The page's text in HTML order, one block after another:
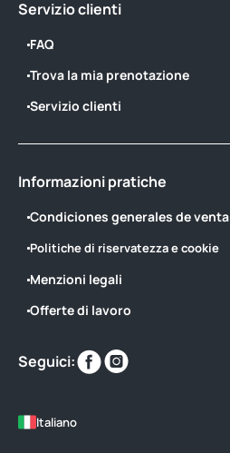
Servizio clienti
FAQ
Trova la mia prenotazione
Servizio clienti
Informazioni pratiche
Condiciones generales de venta
Politiche di riservatezza e cookie
Menzioni legali
Offerte di lavoro
Seguici:
Trovaci
su
Italiano